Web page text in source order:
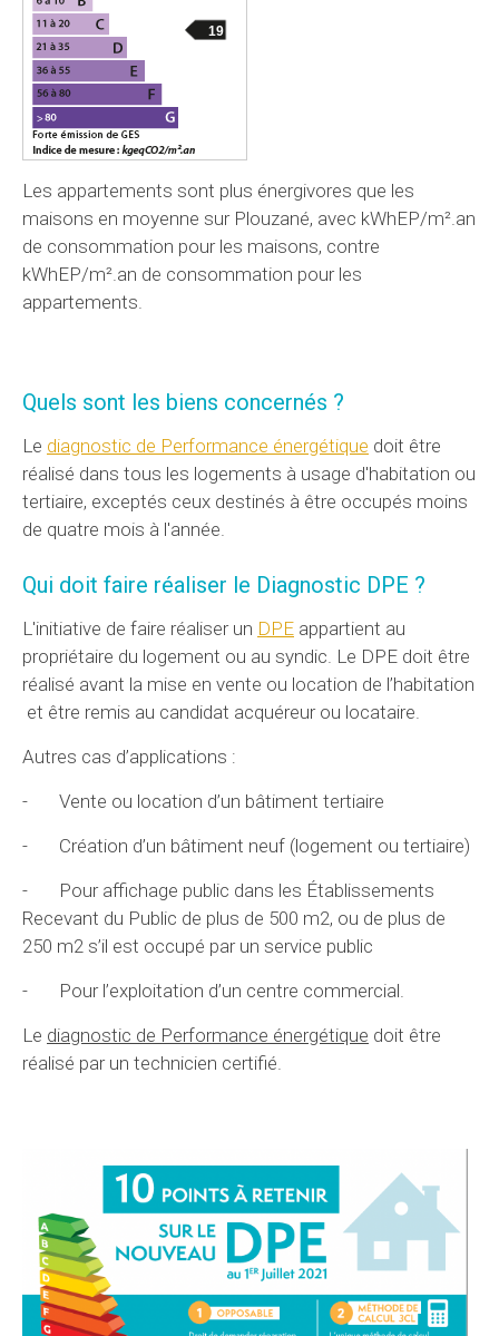
19
Les appartements sont plus énergivores que les
maisons en moyenne sur Plouzané, avec kWhEP/m².an
de consommation pour les maisons, contre
kWhEP/m².an de consommation pour les
appartements.
Quels sont les biens concernés ?
Le diagnostic de Performance énergétique doit être
réalisé dans tous les logements à usage d'habitation ou
tertiaire, exceptés ceux destinés à être occupés moins
de quatre mois à l'année.
Qui doit faire réaliser le Diagnostic DPE ?
L'initiative de faire réaliser un DPE appartient au
propriétaire du logement ou au syndic. Le DPE doit être
réalisé avant la mise en vente ou location de l’habitation
et être remis au candidat acquéreur ou locataire.
Autres cas d’applications :
- Vente ou location d’un bâtiment tertiaire
- Création d’un bâtiment neuf (logement ou tertiaire)
- Pour affichage public dans les Établissements
Recevant du Public de plus de 500 m2, ou de plus de
250 m2 s’il est occupé par un service public
- Pour l’exploitation d’un centre commercial.
Le diagnostic de Performance énergétique doit être
réalisé par un technicien certifié.